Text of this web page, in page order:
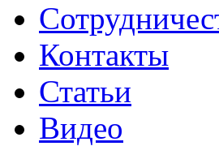
Контакты
Статьи
Видео